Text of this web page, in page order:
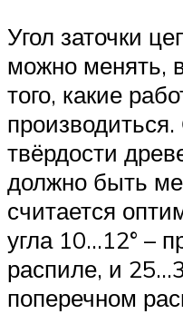
Угол заточки
можно менять,
того, какие
твёрдости
должно быть
считается
угла 10…12° –
распиле, и
поперечном